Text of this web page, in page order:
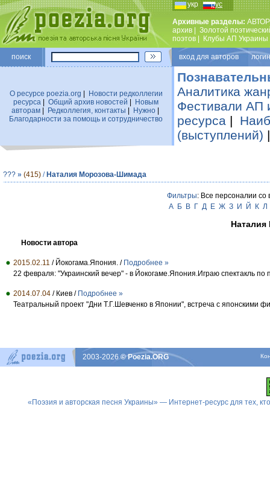
укр рус
Архивные разделы:
архив
Золотой
поэтов
Клубы АП Украины
поиск вход для авторов
О ресурсе poezia.org
Новости редколлегии
ресурса
Общий архив новостей
Новым
авторам| Редколлегия, контакты Нужно|
Благодарности за помощь и сотрудничество
Аналитика
Фестивали АП
ресурса |
(выступлений)
??? » (415) / Наталия Морозова-Шимада
Фильтры: Все персоналии со
А
Б В Г Д Е Ж З И Й К Л
Новости автора
2015.02.11 / Йокогама.Япония. / Подробнее »
22 февраля: "Украинский вечер" - в Йокогаме.Япония.Играю спектакль по
2014.07.04 / Киев / Подробнее »
Театральный проект "Дни Т.Г.Шевченко в Японии", встреча с японскими
2003-2026© Poezia.ORG
«Поэзия и авторская песня Украины» — Интернет-ресурс для тех,